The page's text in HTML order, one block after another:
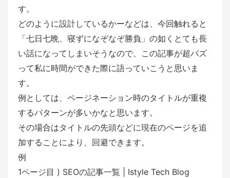
す。
どのように設計しているかーなどは、今回触れると
「七日七晩、寝ずになぞなぞ勝負」の如くとても長
い話になってしまいそうなので、この記事が超バズ
って私に時間ができた際に語っていこうと思いま
す。
例としては、ページネーション時のタイトルが重複
するパターンが多いかなと思います。
その場合はタイトルの先頭などに現在のページを追
加することにより、回避できます。
例
1ページ目 ) SEOの記事一覧 | Istyle Tech Blog